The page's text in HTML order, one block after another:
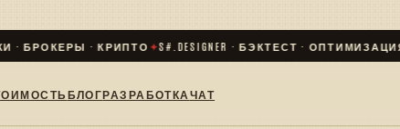
· КРИПТО✦S#.DESIGNER · БЭКТЕСТ · ОПТИМИЗАЦИЯ ·
БЛОГРАЗРАБОТКАЧАТ